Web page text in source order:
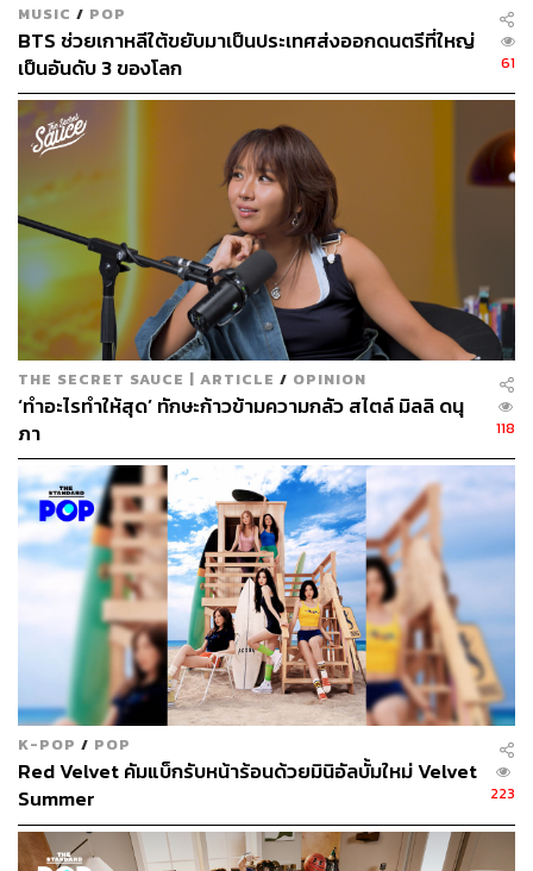
MUSIC / POP
BTS ช่วยเกาหลีใต้ขยับมาเป็นประเทศส่งออกดนตรีที่ใหญ่
เป็นอันดับ 3 ของโลก
61
THE SECRET SAUCE | ARTICLE / OPINION
‘ทำอะไรทำให้สุด’ ทักษะก้าวข้ามความกลัว สไตล์ มิลลิ ดนุ
ภา
118
K-POP / POP
Red Velvet คัมแบ็กรับหน้าร้อนด้วยมินิอัลบั้มใหม่ Velvet
Summer
223